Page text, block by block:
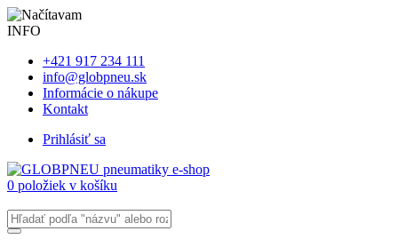
INFO
+421 917 234 111
info@globpneu.sk
Informácie o nákupe
Kontakt
Prihlásiť sa
0 položiek v košíku